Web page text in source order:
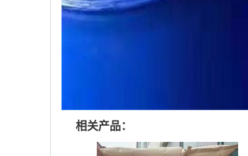
相关产品：